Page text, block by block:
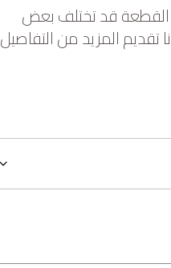
القطعة قد تختلف بعض
المزيد من التفاصيل